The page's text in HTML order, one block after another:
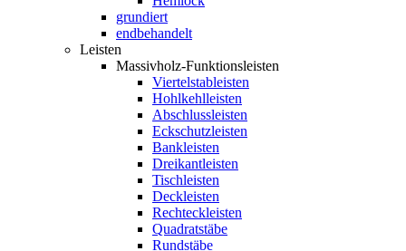
grundiert
endbehandelt
Leisten
Massivholz-Funktionsleisten
Viertelstableisten
Hohlkehlleisten
Abschlussleisten
Eckschutzleisten
Bankleisten
Dreikantleisten
Tischleisten
Deckleisten
Rechteckleisten
Quadratstäbe
Rundstäbe